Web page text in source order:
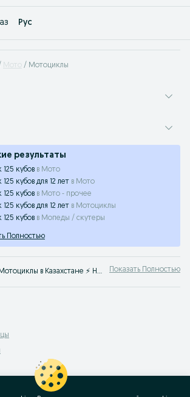
Рус
Мото Мотоциклы
результаты
125 кубов в Мото
125 кубов для 12 лет в Мото
125 кубов в Мото - прочее
125 кубов для 12 лет в Мотоциклы
125 кубов в Мопеды / скутеры
Полностью
питбайк 125 кубов — Мотоциклы в Казахстане ⚡️ Новые или Б/У товары ⭐ Широкий модельный ряд ☝ Покупайте мотоциклы по низкой цене на OLX.kz Показать Полностью